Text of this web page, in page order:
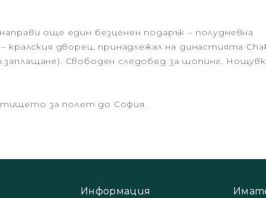
още един безценен подарък – полудневна
– кралския дворец, принадлежал на династията
Свободен следобед за шопинг.
за полет до София.
Информация